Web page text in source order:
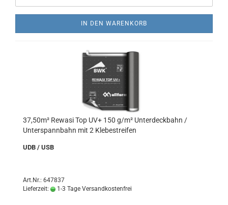
IN DEN WARENKORB
37,50m² Rewasi Top UV+ 150 g/m² Unterdeckbahn /
Unterspannbahn mit 2 Klebestreifen
UDB / USB
Art.Nr.: 647837
Lieferzeit:
1-3 Tage Versandkostenfrei